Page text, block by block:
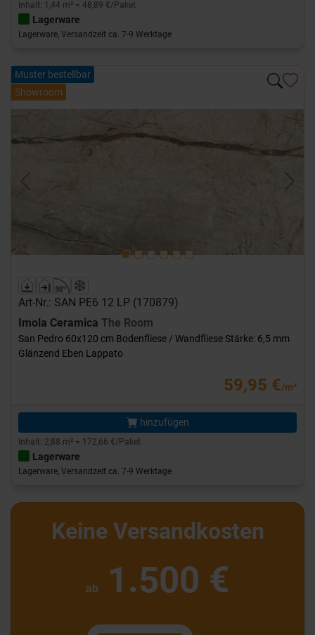
Inhalt: 1,44 m² = 48,89 €/Paket
Lagerware
Lagerware, Versandzeit ca. 7-9 Werktage
Muster bestellbar
Showroom
Previous Next
Art-Nr.: SAN PE6 12 LP (170879)
Imola Ceramica The Room
San Pedro 60x120 cm Bodenfliese / Wandfliese Stärke: 6,5 mm
Glänzend Eben Lappato
59,95 €/m²
hinzufügen
Inhalt: 2,88 m² = 172,66 €/Paket
Lagerware
Lagerware, Versandzeit ca. 7-9 Werktage
Keine Versandkosten
ab 1.500 €